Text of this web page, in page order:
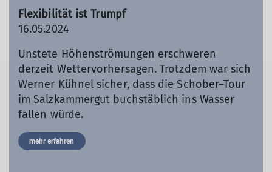
Flexibilität ist Trumpf
16.05.2024
Unstete Höhenströmungen erschweren
derzeit Wettervorhersagen. Trotzdem war sich
Werner Kühnel sicher, dass die Schober–Tour
im Salzkammergut buchstäblich ins Wasser
fallen würde.
mehr erfahren